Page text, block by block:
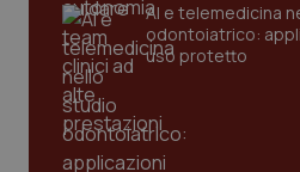
AI e telemedicina
odontoiatrico:
uso protetto
tracking-sites-ironfish-
session-id